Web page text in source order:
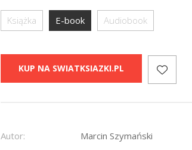
Książka E-book Audiobook
KUP NA SWIATKSIAZKI.PL
Autor: Marcin Szymański